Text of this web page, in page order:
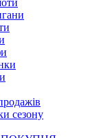
сезону